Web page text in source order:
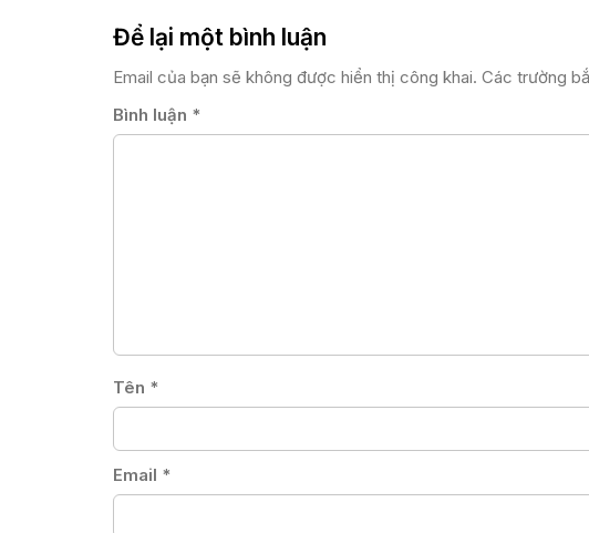
Để lại một bình luận
Email của bạn sẽ không được hiển thị công khai. Các trường
Bình luận *
Tên *
Email *